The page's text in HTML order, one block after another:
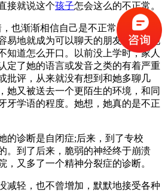
接就说这个孩子怎会这么的不正常。
渐渐相信自己是不正常了。在小
易地就成为可以聊天的朋友了，而她
知道怎么开口。以前没上学时，家人
定了她的语言或发音之类的有着严重
批评，从来就没有想到和她多聊几
她又被送去一个更陌生的环境，和同
牙学语的程度。她想，她真的是不正
诊断是自闭症;后来，到了专校
。到了后来，脆弱的神经终于崩溃
，又多了一个精神分裂症的诊断。
轻，也不曾增加，默默地接受各种